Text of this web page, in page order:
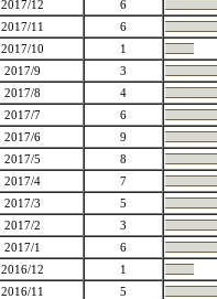
2017/12
6
2017/11
6
2017/10
1
2017/9
3
2017/8
4
2017/7
6
2017/6
9
2017/5
8
2017/4
7
2017/3
5
2017/2
3
2017/1
6
2016/12
1
2016/11
5